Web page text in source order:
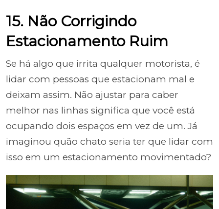
15. Não Corrigindo
Estacionamento Ruim
Se há algo que irrita qualquer motorista, é
lidar com pessoas que estacionam mal e
deixam assim. Não ajustar para caber
melhor nas linhas significa que você está
ocupando dois espaços em vez de um. Já
imaginou quão chato seria ter que lidar com
isso em um estacionamento movimentado?